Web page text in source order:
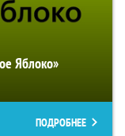
Яблоко»
ПОДРОБНЕЕ